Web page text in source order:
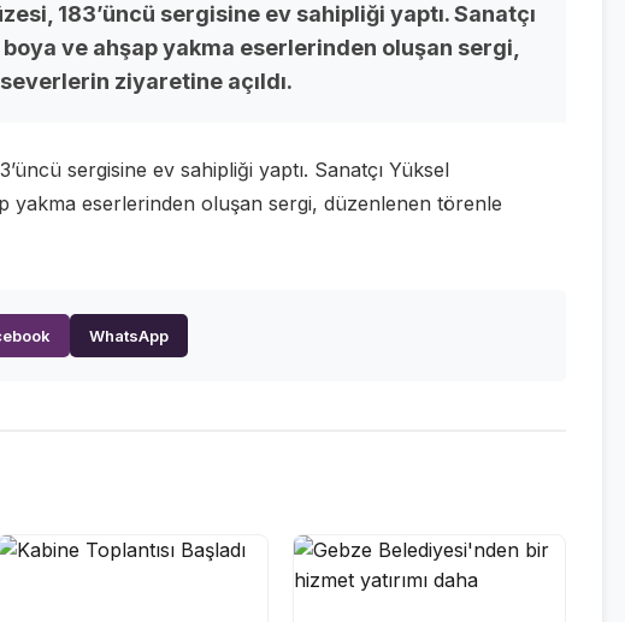
183’üncü sergisine ev sahipliği yaptı. Sanatçı
boya ve ahşap yakma eserlerinden oluşan sergi,
ziyaretine açıldı.
sergisine ev sahipliği yaptı. Sanatçı Yüksel
yakma eserlerinden oluşan sergi, düzenlenen törenle
WhatsApp